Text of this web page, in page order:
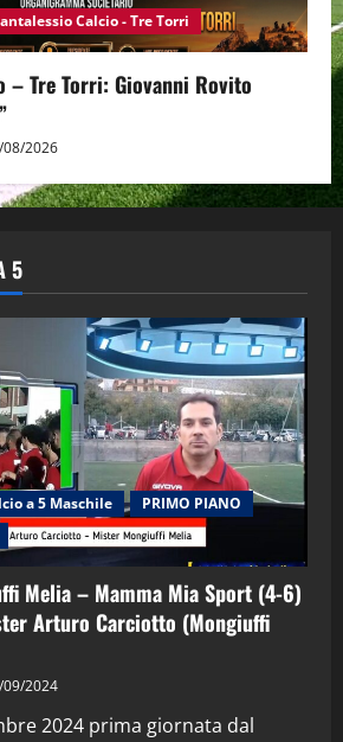
Calcio - Tre Torri
– Tre Torri: Giovanni Rovito
2026
5
a 5 Maschile
PRIMO PIANO
Melia – Mamma Mia Sport (4-6)
Arturo Carciotto (Mongiuffi
2024
2024 prima giornata dal
in Podcast: 29^ Puntata
28 Aprile 2026)